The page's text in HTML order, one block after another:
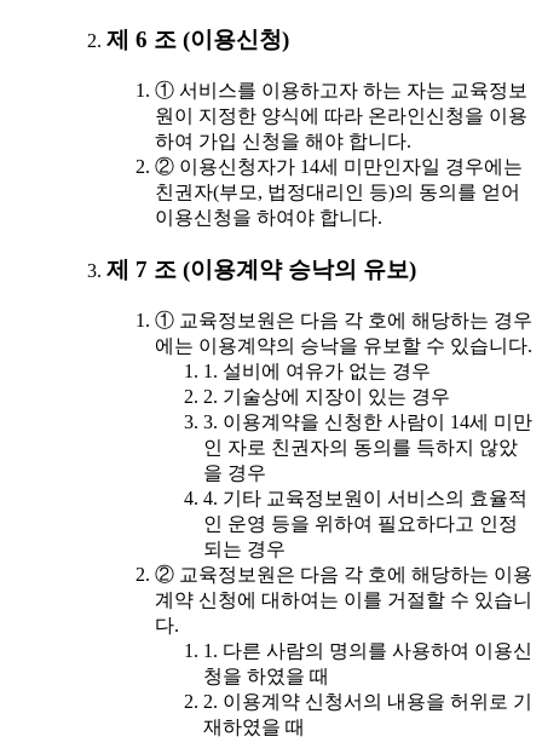
제 6 조 (이용신청)
① 서비스를 이용하고자 하는 자는 교육정보
원이 지정한 양식에 따라 온라인신청을 이용
하여 가입 신청을 해야 합니다.
② 이용신청자가 14세 미만인자일 경우에는
친권자(부모, 법정대리인 등)의 동의를 얻어
이용신청을 하여야 합니다.
제 7 조 (이용계약 승낙의 유보)
① 교육정보원은 다음 각 호에 해당하는 경우
에는 이용계약의 승낙을 유보할 수 있습니다.
1. 설비에 여유가 없는 경우
2. 기술상에 지장이 있는 경우
3. 이용계약을 신청한 사람이 14세 미만
인 자로 친권자의 동의를 득하지 않았
을 경우
4. 기타 교육정보원이 서비스의 효율적
인 운영 등을 위하여 필요하다고 인정
되는 경우
② 교육정보원은 다음 각 호에 해당하는 이용
계약 신청에 대하여는 이를 거절할 수 있습니
다.
1. 다른 사람의 명의를 사용하여 이용신
청을 하였을 때
2. 이용계약 신청서의 내용을 허위로 기
재하였을 때